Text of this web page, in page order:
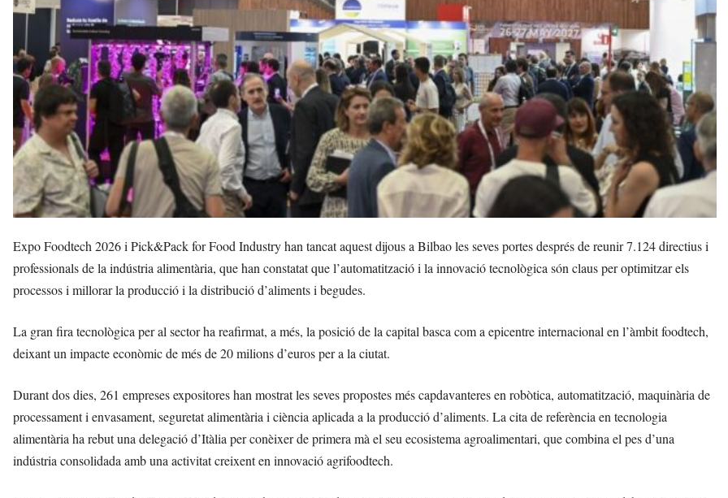
Expo Foodtech 2026 i Pick&Pack for Food Industry han tancat aquest dijous a Bilbao les seves portes després de reunir 7.124 directius i
professionals de la indústria alimentària, que han constatat que l’automatització i la innovació tecnològica són claus per optimitzar els
processos i millorar la producció i la distribució d’aliments i begudes.
La gran fira tecnològica per al sector ha reafirmat, a més, la posició de la capital basca com a epicentre internacional en l’àmbit foodtech,
deixant un impacte econòmic de més de 20 milions d’euros per a la ciutat.
Durant dos dies, 261 empreses expositores han mostrat les seves propostes més capdavanteres en robòtica, automatització, maquinària de
processament i envasament, seguretat alimentària i ciència aplicada a la producció d’aliments. La cita de referència en tecnologia
alimentària ha rebut una delegació d’Itàlia per conèixer de primera mà el seu ecosistema agroalimentari, que combina el pes d’una
indústria consolidada amb una activitat creixent en innovació agrifoodtech.